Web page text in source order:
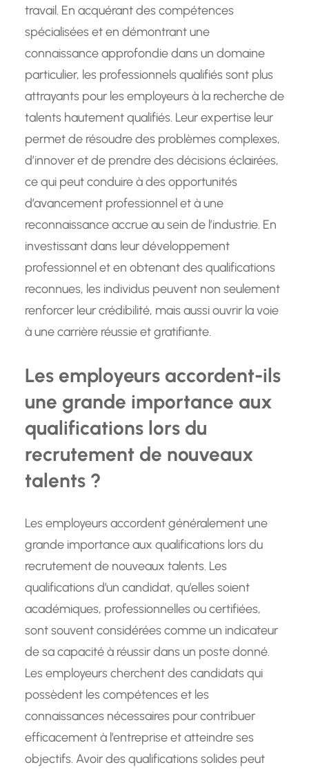
travail. En acquérant des compétences
spécialisées et en démontrant une
connaissance approfondie dans un domaine
particulier, les professionnels qualifiés sont plus
attrayants pour les employeurs à la recherche de
talents hautement qualifiés. Leur expertise leur
permet de résoudre des problèmes complexes,
d’innover et de prendre des décisions éclairées,
ce qui peut conduire à des opportunités
d’avancement professionnel et à une
reconnaissance accrue au sein de l’industrie. En
investissant dans leur développement
professionnel et en obtenant des qualifications
reconnues, les individus peuvent non seulement
renforcer leur crédibilité, mais aussi ouvrir la voie
à une carrière réussie et gratifiante.
Les employeurs accordent-ils
une grande importance aux
qualifications lors du
recrutement de nouveaux
talents ?
Les employeurs accordent généralement une
grande importance aux qualifications lors du
recrutement de nouveaux talents. Les
qualifications d’un candidat, qu’elles soient
académiques, professionnelles ou certifiées,
sont souvent considérées comme un indicateur
de sa capacité à réussir dans un poste donné.
Les employeurs cherchent des candidats qui
possèdent les compétences et les
connaissances nécessaires pour contribuer
efficacement à l’entreprise et atteindre ses
objectifs. Avoir des qualifications solides peut